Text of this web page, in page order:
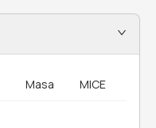
Masa MICE